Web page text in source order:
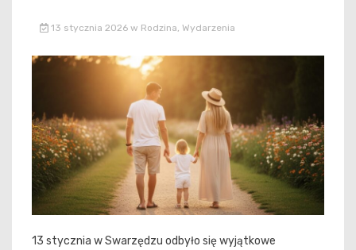
13 stycznia 2026 w Rodzina, Wydarzenia
13 stycznia w Swarzędzu odbyło się wyjątkowe